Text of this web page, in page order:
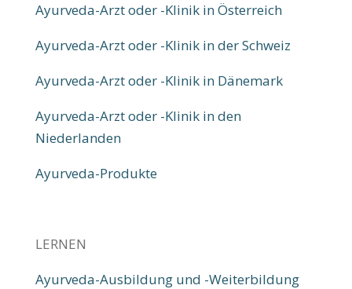
Ayurveda-Arzt oder -Klinik in Österreich
Ayurveda-Arzt oder -Klinik in der Schweiz
Ayurveda-Arzt oder -Klinik in Dänemark
Ayurveda-Arzt oder -Klinik in den
Niederlanden
Ayurveda-Produkte
LERNEN
Ayurveda-Ausbildung und -Weiterbildung